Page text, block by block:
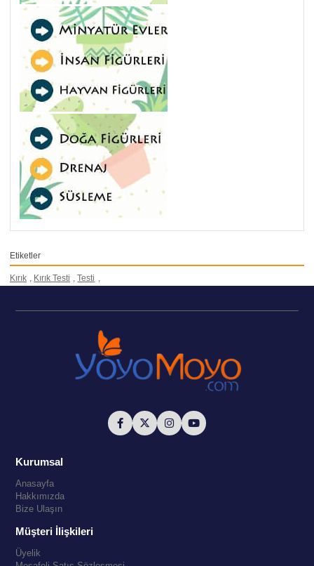
Etiketler
Kırık , Kırık Testi , Testi ,
Kurumsal
Anasayfa
Hakkımızda
Bize Ulaşın
Müşteri İlişkileri
Üyelik